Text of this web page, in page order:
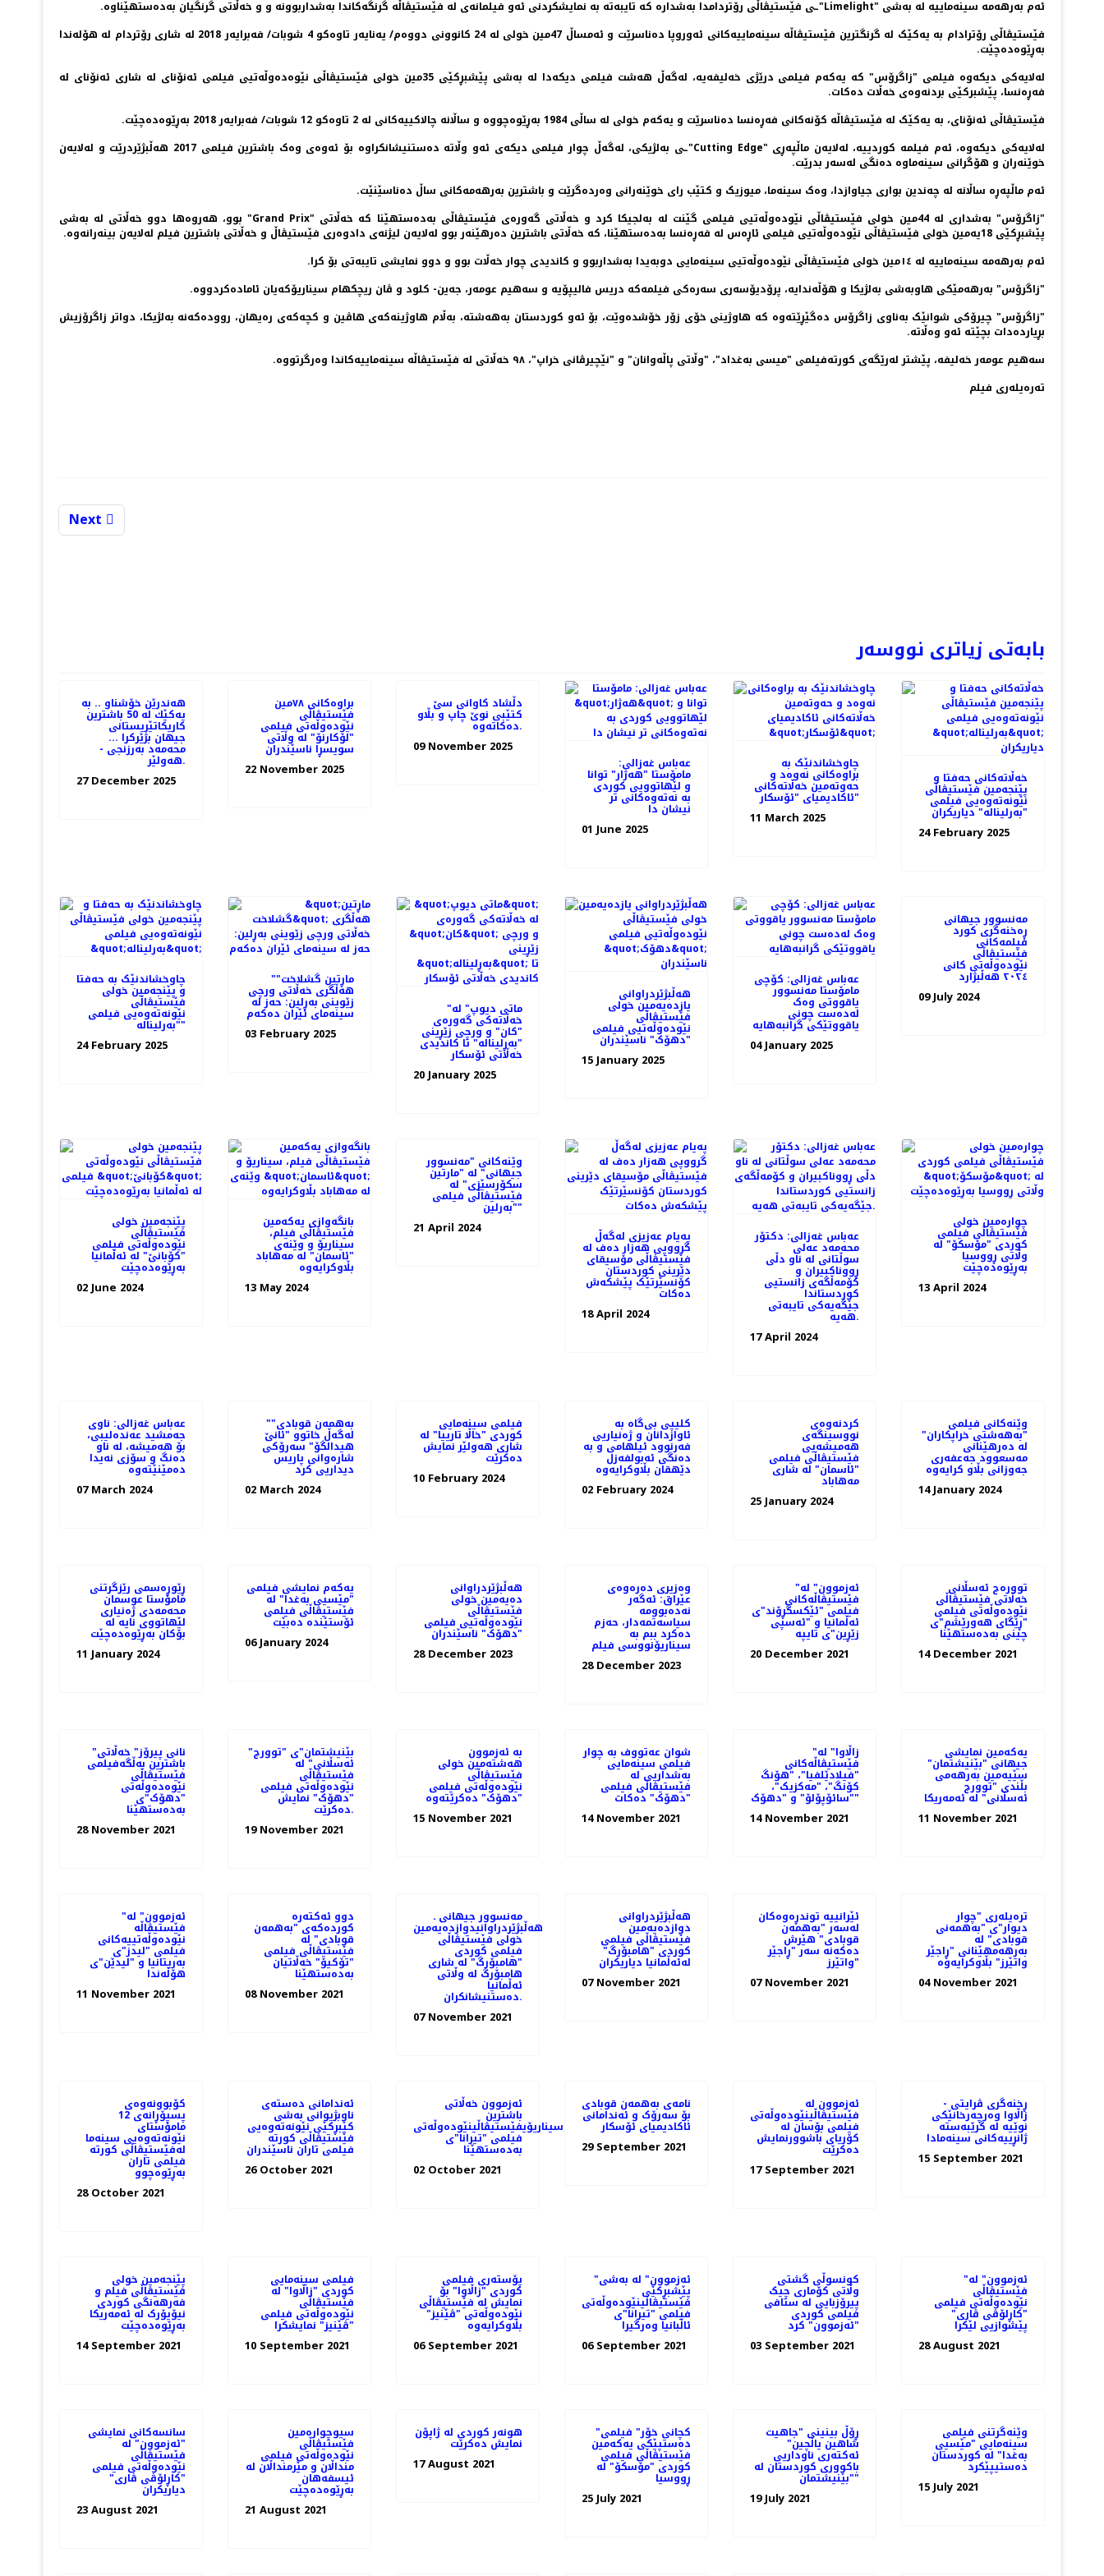
ئەم بەرهەمە سینەماییە لە بەشی "Limelight"ـی فێستیڤاڵی رۆتردامدا بەشدارە کە تایبەتە بە نمایشکردنی ئەو فیلمانەی لە فێستیڤاڵە گرنگەکاندا بەشداربوونە و و خەڵاتی گرنگیان بەدەستهێناوە.
فێستیڤاڵی رۆترادام بە یەکێک لە گرنگترین فێستیڤاڵە سینەماییەکانی ئەوروپا دەناسرێت و ئەمساڵ 47مین خولی لە 24 کانوونی دووەم/ یەنایەر تاوەکو 4 شوبات/ فەبرایەر 2018 لە شاری رۆتردام لە هۆلەندا
بەڕێوەدەچێت.
لەلایەکی دیکەوە فیلمی "زاگرۆس" کە یەکەم فیلمی درێژی خەلیفەیە، لەگەڵ هەشت فیلمی دیکەدا لە بەشی پێشبڕکێی 35مین خولی فێستیڤاڵی نێوەدەوڵەتیی فیلمی ئەنۆنای لە شاری ئەنۆنای لە
فەڕەنسا، پێشبرکێی بردنەوەی خەڵات دەکات.
فێستیڤاڵی ئەنۆنای، بە یەکێک لە فێستیڤاڵە کۆنەکانی فەڕەنسا دەناسرێت و یەکەم خولی لە ساڵی 1984 بەڕێوەچووە و ساڵانە چالاکییەکانی لە 2 تاوەکو 12 شوبات/ فەبرایەر 2018 بەڕێوەدەچێت.
لەلایەکی دیکەوە، ئەم فیلمە کوردییە، لەلایەن ماڵپەڕی "Cutting Edge"ـی بەلژیکی، لەگەڵ چوار فیلمی دیکەی ئەو وڵاتە دەستنیشانکراوە بۆ ئەوەی وەک باشترین فیلمی 2017 هەڵبژێردرێت و لەلایەن
خوێنەران و هۆگرانی سینەماوە دەنگی لەسەر بدرێت.
ئەم ماڵپەڕە ساڵانە لە چەندین بواری جیاوازدا، وەک سینەما، میوزیک و کتێب رای خوێنەرانی وەردەگرێت و باشترین بەرهەمەکانی ساڵ دەناسێنێت.
"زاگرۆس" بەشداری لە 44مین خولی فێستیڤاڵی نێودەوڵەتیی فیلمی گێنت لە بەلجیکا کرد و خەڵاتی گەورەی فێستیڤاڵی بەدەستهێنا کە خەڵاتی "Grand Prix" بوو، هەروەها دوو خەڵاتی لە بەشی
پێشبڕکێی 18یەمین خولی فێستیڤاڵی نێودەوڵەتیی فیلمی ئاڕەس لە فەڕەنسا بەدەستهێنا، کە خەڵاتی باشترین دەرهێنەر بوو لەلایەن لیژنەی دادوەری فێستیڤاڵ و خەڵاتی باشترین فیلم لەلایەن بینەرانەوە.
ئەم بەرهەمە سینەماییە لە ١٤مین خولی فێستیڤاڵی نێودەوڵەتیی سینەمایی دوبەیدا بەشداربوو و کاندیدی چوار خەڵات بوو و دوو نمایشی تایبەتی بۆ کرا.
"زاگرۆس" بەرهەمێکی هاوبەشی بەلژیکا و هۆڵەندایە، پرۆدیۆسەری سەرەکی فیلمەکە دریس فالیپۆیە و سەهیم عومەر، جەین- کلود و ڤان ریچکهام سیناریۆکەیان ئامادەکردووە.
"زاگرۆس" چیرۆکی شوانێک بەناوی زاگرۆس دەگێڕێتەوە کە هاوژینی خۆی زۆر خۆشدەوێت، بۆ ئەو کوردستان بەهەشتە، بەڵام هاوژینەکەی هاڤین و کچەکەی رەیهان، روودەکەنە بەلژیکا، دواتر زاگرۆزیش
بڕیاردەدات بچێتە ئەو وەڵاتە.
سەهیم عومەر خەلیفە، پێشتر لەرێگەی کورتەفیلمی "میسی بەغداد"، "وڵاتی پاڵەوانان" و "نێچیرڤانی خراپ"، ٩٨ خەڵاتی لە فێستیڤاڵە سینەماییەکاندا وەرگرتووە.
تەرەیلەری فیلم
Next
بابەتی زیاتری نووسەر
هه‌ندرێن خۆشناو .. به‌
یه‌كێك له‌ 50 باشترین
كاریكاتێریستانی
جیهان بژێركرا ...
محه‌مه‌د به‌رزنجی -
هه‌ولێر.
27 December 2025
براوه‌کانی ٧٨مین
فێستیڤاڵی
نێوده‌وڵه‌تی فیلمی
"لۆکارنۆ" له وڵاتی
سویسڕا ناسێندران
22 November 2025
دڵشاد کاوانى سێ
کتێبى نوێ چاپ و بڵاو
دەکاتەوە.
09 November 2025
عەباس غەزالی:
مامۆستا "هەژار" توانا
و لێهاتوویی کوردی
به نەتەوەکانی تر
نیشان دا
01 June 2025
چاوخشاندنێک به
براوه‌کانی نه‌وه‌د و
حه‌و‌ته‌مین خه‌ڵاته‌کانی
ئاکادیمیای "ئۆسکار"
11 March 2025
خه‌ڵاته‌کانی حه‌فتا و
پێنجه‌مین فێستیڤاڵی
نێونه‌ته‌وه‌یی فیلمی
"بەرلیناله" دیاریکران
24 February 2025
چاوخشاندنێک به حه‌فتا
و پێنجه‌مین خولی
فێستیڤاڵی
نێونه‌ته‌وه‌یی فیلمی
"بەرلیناله"
24 February 2025
"ماڕتین گشلاخت"
هە‌ڵگری خه‌ڵاتی ورچی
زێوینی بەڕلین: حه‌ز له
سینه‌مای ئێران ده‌که‌م
03 February 2025
"ماتی دیوپ" لە
خه‌ڵاته‌کی گه‌وره‌ی
"کان" و ورچی زێڕینی
"بەڕلیناله" تا کاندیدی
خه‌ڵاتی ئۆسکار
20 January 2025
هه‌ڵبژێردراوانی
یازده‌یه‌مین خولی
فێستیڤاڵی
نێودەوڵەتیی فیلمی
"دهۆک" ناسێندران
15 January 2025
عەباس غەزالی: کۆچی
مامۆستا مه‌نسوور
یاقووتی وه‌ک
له‌ده‌ست چونی
یاقووتێکی گرانبه‌هایه
04 January 2025
مەنسوور جیهانی
ڕه‌خنه‌گری کورد
فیلمه‌کانی
فێستیڤاڵی
نێوده‌وڵه‌تی کانی
٢٠٢٤ هه‌ڵبژارد
09 July 2024
پێنجەمین خولی
فێستیڤاڵی
نێودەوڵەتی فیلمی
"کۆبانێ" لە ئەڵمانیا
بەڕێوەده‌چێت
02 June 2024
بانگەوازی یەکەمین
فێستیڤاڵی فیلم،
سیناریۆ و وێنه‌ی
"ئاسمان" لە مەهاباد
بڵاوکرایەوە
13 May 2024
وێنەکانی "مەنسوور
جیهانی" له‌ "مارتین
سکۆرسێزی" لە
فێستیڤاڵی فیلمی
"بەرلین"
21 April 2024 پەیام عەزیزی لەگەڵ
گرووپی هەزار دەف لە
فێستیڤاڵی مۆسیقای
دێرینی کوردستان
کۆنسێرتێک پێشکەش
دەکات
18 April 2024
عه‌باس غه‌زالی: دکتۆر
محەمەد عەلی
سوڵتانی لە ناو دڵی
ڕووناکبیران و
کۆمەڵگەی زانستیی
کوردستاندا
جێگەیەکی تایبەتی
هەیە.
17 April 2024
چواره‌مین خولی
فێستیڤاڵی فیلمی
کوردی "مۆسکۆ" لە
وڵاتی ڕووسیا
بەڕێوەده‌چێت
13 April 2024
عەباس غەزالی: ناوی
جەمشید عەندەلیبی،
بۆ هەمیشە، لە ناو
دەنگ و سۆزی نەیدا
دەمێنێتەوە
07 March 2024
"به‌همه‌ن قوبادی"
له‌گه‌ڵ خاتوو "ئانێ
هیدالگۆ" سه‌رۆکی
شاره‌وانی پاریس
دیداریی کرد
02 March 2024
فیلمی سینه‌مایی
کوردی "خاڵا تارییا" لە
شاری هه‌ولێر نمایش
ده‌کرێت
10 February 2024
کلیپی بی‌گاە بە
ئاوازدانان و ژه‌نیاریی
فه‌رنوود ئیلهامی و به‌
دەنگی ئەبولفەزل
دێهقان بڵاوکرایەوە
02 February 2024
کردنەوەی
نووسینگه‌ی
هەمیشەیی
فێستیڤاڵی فیلمی
"ئاسمان" لە شاری
مەهاباد
25 January 2024
وێنەکانی فیلمی
"به‌هه‌شتی خراپکاران"
لە دەرهێنانی
مەسعوود جەعفەری
جه‌وزانی بڵاو کرایەوە
14 January 2024
ڕێوڕه‌سمی رێزگرتنی
مامۆستا عوسمان
محەمەدی ژه‌نیاری
لێهاتووی نایه‌ لە
بۆکان بەڕێوەدەچێت
11 January 2024
یەکەم نمایشی فیلمی
"مێسیی بەغدا" لە
فێستیڤاڵی فیلمی
ئۆستێندە دەبێت
06 January 2024
هه‌ڵبژێردراوانی
دەیەمین خولی
فێستیڤاڵی
نێودەوڵەتیی فیلمی
"دهۆک" ناسێندران
28 December 2023
وەزیری دەرەوەی
عێراق: ئه‌گه‌ر
نه‌ده‌بوومه‌
سیاسەتمەدار، حەزم
دەکرد ببم بە
سیناریۆنووسی فیلم
28 December 2023
"ئەزموون" لە
فێستیڤاڵەکانی
فیلمی "ئێکسگڕۆند"ی
ئەڵمانیا و "ئەسپی
زێڕین"ی تایپە
20 December 2021
توورەج ئەسڵانی
خەڵاتی فێستیڤاڵی
نێودەوڵەتی فیلمی
"ڕێگای هەورێشم"ی
چینی بەدەستهێنا
14 December 2021
"نانی پیرۆز" خەڵاتی
باشترین بەڵگەفیلمی
فێستیڤاڵی
نێوەدەوڵەتی
"دهۆک"ی
بەدەستهێنا
28 November 2021
"بێنیشتمان"ی "توورج
ئەسڵانی" لە
فێستیڤاڵی
نێودەوڵەتی فیلمی
"دهۆک" نمایش
ده‌کرێت.
19 November 2021
بە ئەزموون
هەشتەمین خولی
فێستیڤاڵی
نێودەوڵەتی فیلمی
"دهۆک" دەکرێتەوە
15 November 2021
شوان عەتووف به چوار
فیلمی سینەمایی
بەشداریی لە
فێستیڤاڵی فیلمی
"دهۆک" دەكات
14 November 2021
"زاڵاوا" لە
فێستیڤاڵەکانی
"فیلادێلفیا"، "هۆنگ
کۆنگ"، "مەکزیک"،
"سائۆپۆلۆ" و "دهۆک"
14 November 2021
یەکەمین نمایشی
جیهانی "بێنیشتمان"
سێیەمین بەرهەمی
بڵندی "توورج
ئەسڵانی" لە ئەمەریکا
11 November 2021
"ئەزموون" لە
فێستیڤاڵە
نێودەوڵەتییەکانی
فیلمی "لیدز"ی
بەریتانیا و "لیدێن"ی
هۆڵەندا
11 November 2021
دوو ئەکتەرە
کوردەکەی "بەهمەن
قوبادی" لە
فێستیڤاڵی فیلمی
"تۆکیۆ" خەڵاتیان
بەدەستهێنا
08 November 2021
مەنسوور جیهانی ـ
هه‌ڵبژێردراوانیدوازدەیەمین
خولی فێستیڤاڵی
فیلمی کوردی
"هامبۆرگ" لە شاری
هامبۆرگ لە وڵاتی
ئەڵمانیا
ده‌ستنیشانکران.
07 November 2021
هه‌ڵبژێردراوانی
دوازدەیەمین
فێستیڤاڵی فیلمی
کوردی "هامبۆرگ"
لەئەڵمانیا دیاریکران
07 November 2021
ئێرانییە توندڕەوەکان
لەسەر "بەهمەن
قوبادی" هێرش
دەکەنە سەر "ڕاجێر
واتێرز"
07 November 2021
ترەیلەری "چوار
دیوار"ی "بەهمەنی
قوبادی" لە
بەرهەمهێنانی "ڕاجێر
واتێرز" بڵاوکرایەوە
04 November 2021
کۆبوونه‌وه‌ی
پسپۆڕانه‌ی 12
مامۆستای
نێونه‌ته‌وه‌یی سینه‌ما
له‌فێستیڤاڵی کورته‌
فیلمی تاران
به‌ڕێوه‌چوو
28 October 2021
ئه‌ندامانی ده‌سته‌ی
ناوبژیوانی به‌شی
کێبڕکێی نێونه‌ته‌وه‌یی
فێستیڤاڵی کورته‌
فیلمی تاران ناسێندران
26 October 2021
ئەزموون خەڵاتی
باشترین
سیناریۆیفێستیڤاڵینێوده‌وڵه‌تی
فیلمی "تیرانا"ی
به‌ده‌ستهێنا
02 October 2021
نامه‌ی به‌همه‌ن قوبادی
بۆ سه‌رۆک و ئه‌ندامانی
ئاکادیمیای ئۆسکار
29 September 2021
ئەزموون لە
فێستیڤاڵینێوده‌وڵه‌تی
فیلمی بۆسان له
کۆریای باشوورنمایش
ده‌کرێت
17 September 2021
ڕخنەگری ڤرایتی -
زاڵاوا وەرچەرخانێکی
نوێیە لە گرێبەستە
ژانڕییەکانی سینەمادا
15 September 2021
پێنجەمین خولی
فێستیڤاڵی فیلم و
فەرهەنگی کوردی
نیۆیۆرک لە ئەمەریکا
بەڕێوەدەچێت
14 September 2021
فیلمی سینەمایی
کوردی "زاڵاوا" لە
فێستیڤاڵی
نێودەوڵەتی فیلمی
"ڤێنیز" نمایشکرا
10 September 2021
پۆستەری فیلمی
کوردی "زاڵاوا" بۆ
نمایش لە فێستیڤاڵی
نێودەوڵەتی "ڤێنیز"
بڵاوکرایەوە
06 September 2021
"ئەزموون" لە به‌شی
پێشبڕکێی
فێستیڤاڵینێوده‌وڵه‌تی
فیلمی "تیرانا"ی
ئاڵبانیا وه‌رگیرا
06 September 2021
کونسوڵی گشتی
وڵاتی کۆماری چیک
پیرۆزبایی لە ستافی
فیلمی کوردی
"ئەزموون" کرد
03 September 2021
"ئەزموون" لە
فێستیڤاڵی
نێوده‌وڵه‌تی فیلمی
"کاڕلۆڤی ڤاری"
پێشوازیی لێکرا
28 August 2021
سانسه‌کانی نمایشی
"ئەزموون" لە
فێستیڤاڵی
نێوده‌وڵه‌تی فیلمی
"کاڕلۆڤی ڤاری"
دیاریکران
23 August 2021
سیوچوارەمین
فێستیڤاڵی
نێودەوڵەتی فیلمی
منداڵان و مێرمنداڵان لە
ئیسفەهان
بەڕێوەدەچێت
21 August 2021
هونەر کوردی لە ژاپۆن
نمایش دەکرێت
17 August 2021
"کچانی خۆر" فیلمی
ده‌ستپێکی یه‌که‌‌مین
فێستیڤاڵی فیلمی
کوردی "مۆسکۆ" لە
ڕووسیا
25 July 2021
ڕۆڵ بینینی "جاهیت
شاهین یاڵچین"
ئەکتەری ناوداریی
باکووری کوردستان لە
"بێنیشتمان"
19 July 2021
وێنەگرتنی فیلمی
سینەمایی "مێسیی
بەغدا" لە کوردستان
دەستیپێکرد
15 July 2021